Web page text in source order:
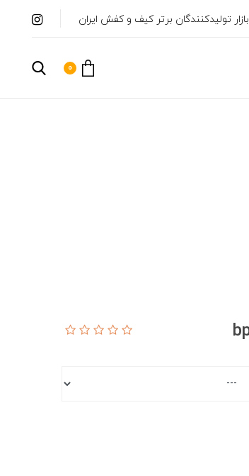
بازار تولیدکنندگان برتر کیف و کفش ایران
0